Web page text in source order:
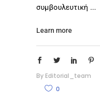
συμβουλευτική
Learn more
By Editorial_team
0